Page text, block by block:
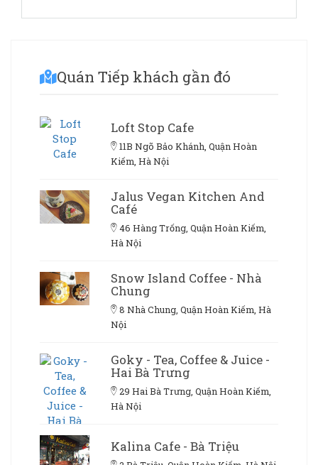
Quán Tiếp khách gần đó
Loft Stop Cafe
11B Ngõ Bảo Khánh, Quận Hoàn
Kiếm, Hà Nội
Jalus Vegan Kitchen And
Café
46 Hàng Trống, Quận Hoàn Kiếm,
Hà Nội
Snow Island Coffee - Nhà
Chung
8 Nhà Chung, Quận Hoàn Kiếm, Hà
Nội
Goky - Tea, Coffee & Juice -
Hai Bà Trưng
29 Hai Bà Trưng, Quận Hoàn Kiếm,
Hà Nội
Kalina Cafe - Bà Triệu